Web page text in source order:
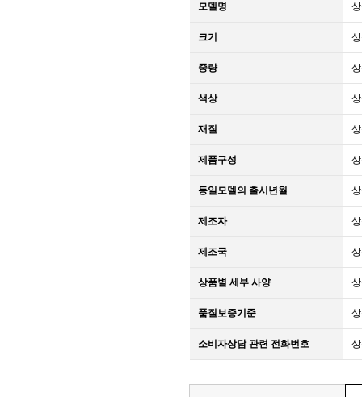
모델명
크기
중량
색상
재질
제품구성
동일모델의 출시년월
제조자
제조국
상품별 세부 사양
품질보증기준
소비자상담 관련 전화번호